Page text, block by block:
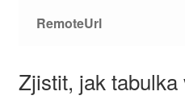
RemoteUrl
Zjistit, jak tabulka